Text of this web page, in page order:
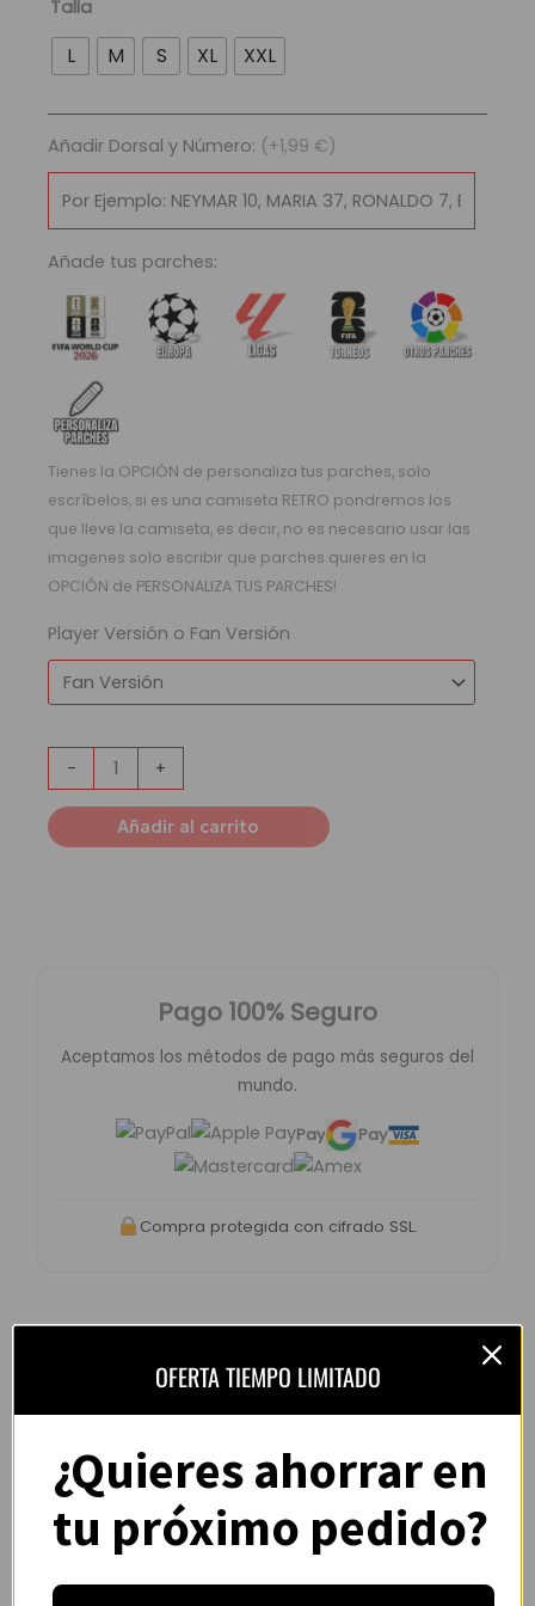
Talla
L M S XL XXL
Añadir Dorsal y Número: (+1,99 €)
Añade tus parches:
Tienes la OPCIÓN de personaliza tus parches, solo
escríbelos, si es una camiseta RETRO pondremos los
que lleve la camiseta, es decir, no es necesario usar las
imagenes solo escribir que parches quieres en la
OPCIÓN de PERSONALIZA TUS PARCHES!
Player Versión o Fan Versión
-
x
Kidd
cantidad
+
Añadir al carrito
Pago 100% Seguro
Aceptamos los métodos de pago más seguros del
mundo.
Pay Pay
Compra protegida con cifrado SSL.
Opiniones de clientes –
CamisYou
basado en
opiniones
“Camiseta mejor de lo esperado. El envío
OFERTA TIEMPO LIMITADO
¿Quieres ahorrar en
tu próximo pedido?